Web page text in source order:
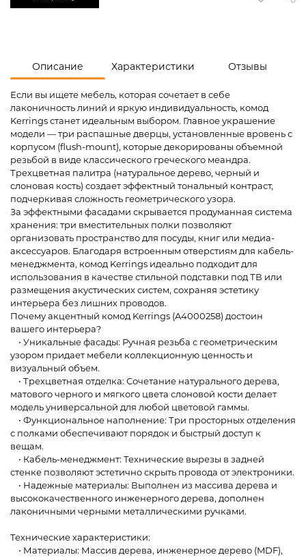
Описание Характеристики Отзывы
Если вы ищете мебель, которая сочетает в себе
лаконичность линий и яркую индивидуальность, комод
Kerrings станет идеальным выбором. Главное украшение
модели — три распашные дверцы, установленные вровень с
корпусом (flush-mount), которые декорированы объемной
резьбой в виде классического греческого меандра.
Трехцветная палитра (натуральное дерево, черный и
слоновая кость) создает эффектный тональный контраст,
подчеркивая сложность геометрического узора.
За эффектными фасадами скрывается продуманная система
хранения: три вместительных полки позволяют
организовать пространство для посуды, книг или медиа-
аксессуаров. Благодаря встроенным отверстиям для кабель-
менеджмента, комод Kerrings идеально подходит для
использования в качестве стильной подставки под ТВ или
размещения акустических систем, сохраняя эстетику
интерьера без лишних проводов.
Почему акцентный комод Kerrings (A4000258) достоин
вашего интерьера?
• Уникальные фасады: Ручная резьба с геометрическим
узором придает мебели коллекционную ценность и
визуальный объем.
• Трехцветная отделка: Сочетание натурального дерева,
матового черного и мягкого цвета слоновой кости делает
модель универсальной для любой цветовой гаммы.
• Функциональное наполнение: Три просторных отделения
с полками обеспечивают порядок и быстрый доступ к
вещам.
• Кабель-менеджмент: Технические вырезы в задней
стенке позволяют эстетично скрыть провода от электроники.
• Надежные материалы: Выполнен из массива дерева и
высококачественного инженерного дерева, дополнен
лаконичными черными металлическими ручками.
Технические характеристики:
• Материалы: Массив дерева, инженерное дерево (MDF),